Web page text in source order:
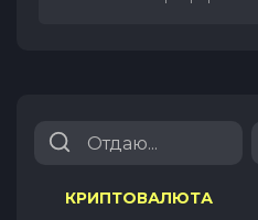
КРИПТОВАЛЮТА